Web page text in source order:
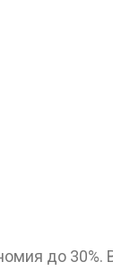
до 30%.